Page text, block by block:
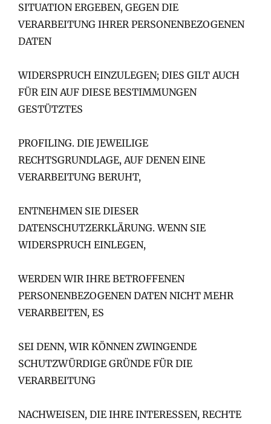
SITUATION ERGEBEN, GEGEN DIE
VERARBEITUNG IHRER PERSONENBEZOGENEN
DATEN
WIDERSPRUCH EINZULEGEN; DIES GILT AUCH
FÜR EIN AUF DIESE BESTIMMUNGEN
GESTÜTZTES
PROFILING. DIE JEWEILIGE
RECHTSGRUNDLAGE, AUF DENEN EINE
VERARBEITUNG BERUHT,
ENTNEHMEN SIE DIESER
DATENSCHUTZERKLÄRUNG. WENN SIE
WIDERSPRUCH EINLEGEN,
WERDEN WIR IHRE BETROFFENEN
PERSONENBEZOGENEN DATEN NICHT MEHR
VERARBEITEN, ES
SEI DENN, WIR KÖNNEN ZWINGENDE
SCHUTZWÜRDIGE GRÜNDE FÜR DIE
VERARBEITUNG
NACHWEISEN, DIE IHRE INTERESSEN, RECHTE